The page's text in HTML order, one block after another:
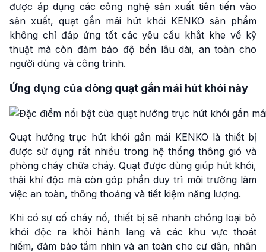
được áp dụng các công nghệ sản xuất tiên tiến vào
sản xuất, quạt gắn mái hút khói KENKO sản phẩm
không chỉ đáp ứng tốt các yêu cầu khắt khe về kỹ
thuật mà còn đảm bảo độ bền lâu dài, an toàn cho
người dùng và công trình.
Ứng dụng của dòng quạt gắn mái hút khói này
Quạt hướng trục hút khói gắn mái KENKO là thiết bị
được sử dụng rất nhiều trong hệ thống thông gió và
phòng cháy chữa cháy. Quạt được dùng giúp hút khói,
thải khí độc mà còn góp phần duy trì môi trường làm
việc an toàn, thông thoáng và tiết kiệm năng lượng.
Khi có sự cố cháy nổ, thiết bị sẽ nhanh chóng loại bỏ
khói độc ra khỏi hành lang và các khu vực thoát
hiểm, đảm bảo tầm nhìn và an toàn cho cư dân, nhân